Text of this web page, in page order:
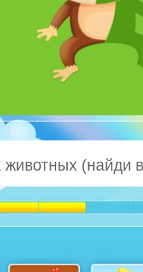
(найди